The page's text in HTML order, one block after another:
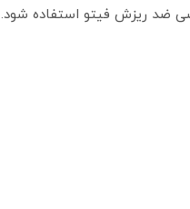
ضد ریزش فیتو استفاده شود.